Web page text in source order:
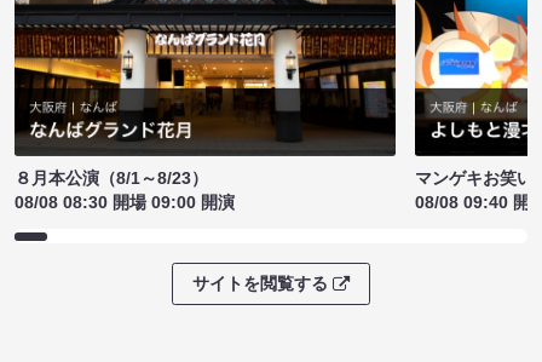
８月本公演（8/1～8/23）
08/08 08:30 開場 09:00 開演
マンゲキお笑い
08/08 09:40 開
サイトを閲覧する